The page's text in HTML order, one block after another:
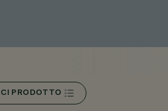
PRODOTTO